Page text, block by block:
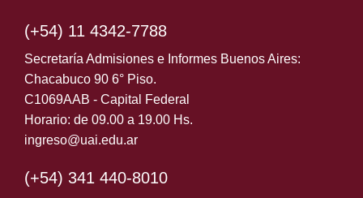
(+54) 11 4342-7788
Secretaría Admisiones e Informes Buenos Aires:
Chacabuco 90 6° Piso.
C1069AAB - Capital Federal
Horario: de 09.00 a 19.00 Hs.
ingreso@uai.edu.ar
(+54) 341 440-8010